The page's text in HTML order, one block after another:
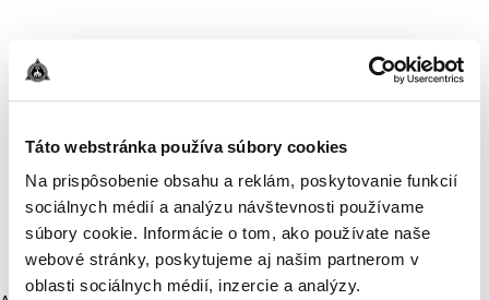
Táto webstránka používa súbory cookies
Na prispôsobenie obsahu a reklám, poskytovanie funkcií
sociálnych médií a analýzu návštevnosti používame
súbory cookie. Informácie o tom, ako používate naše
webové stránky, poskytujeme aj našim partnerom v
oblasti sociálnych médií, inzercie a analýzy.